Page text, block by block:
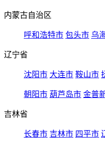
内蒙古自治区
呼和浩特市 包头市 乌
辽宁省
沈阳市 大连市 鞍山市
朝阳市 葫芦岛市 金普
吉林省
长春市 吉林市 四平市